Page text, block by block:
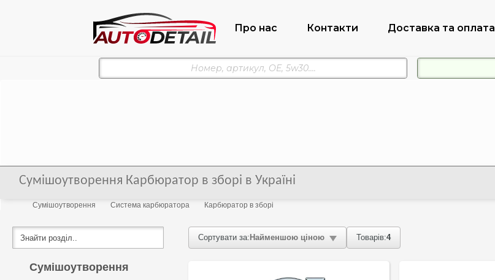
Про нас Контакти Доставка та оплата
Сумішоутворення Карбюратор в зборі в Україні
Сумішоутворення Система карбюратора Карбюратор в зборі
Сумішоутворення
Сортувати за: Найменшою ціною Товарів:4